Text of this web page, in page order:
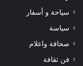
سياحة و أسفار
سياسة
صحافة واعلام
فن ثقافة